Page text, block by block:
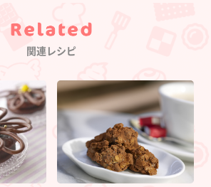
Category
関連レシピ